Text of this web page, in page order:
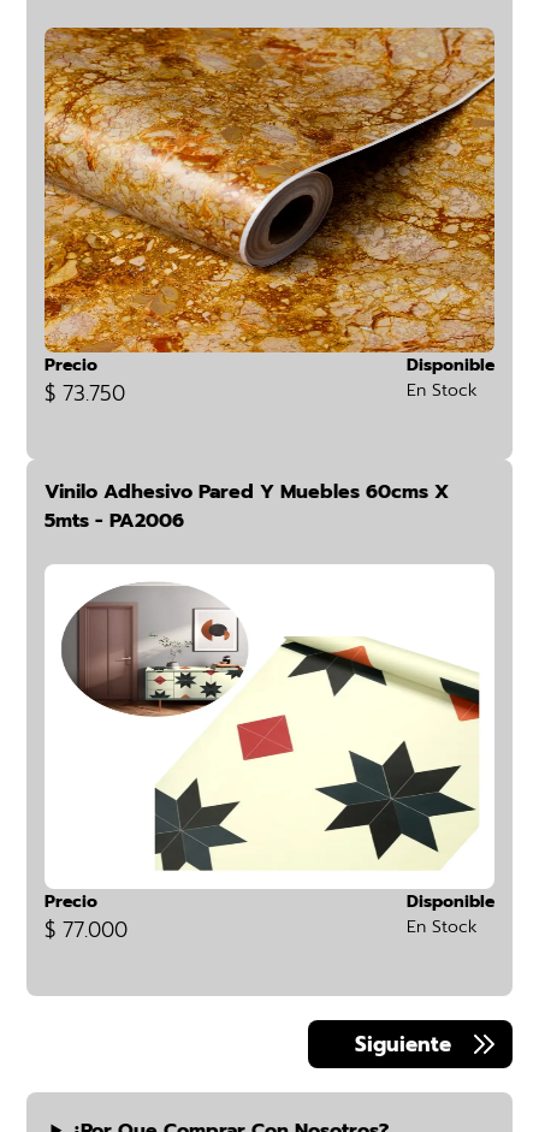
Precio
$ 73.750
Disponible
En Stock
Vinilo Adhesivo Pared Y Muebles 60cms X
5mts - PA2006
Precio
$ 77.000
Disponible
En Stock